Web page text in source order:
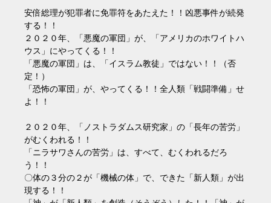
安倍総理が犯罪者に免罪符をあたえた！！凶悪事件が続発
する！！
２０２０年、「悪魔の軍団」が、「アメリカのホワイトハ
ウス」にやってくる！！
「悪魔の軍団」は、「イスラム教徒」ではない！！（否
定！）
「恐怖の軍団」が、やってくる！！全人類「戦闘準備」せ
よ！！
２０２０年、「ノストラダムス研究家」の「長年の苦労」
がむくわれる！！
「ニラサワさんの苦労」は、すべて、むくわれるだろ
う！！
〇体の３分の２が「機械の体」で、できた「新人類」が出
現する！！